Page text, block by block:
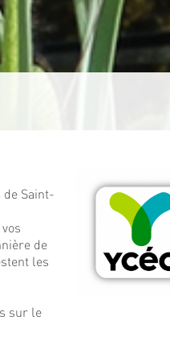
de Saint-
de
les
sur le